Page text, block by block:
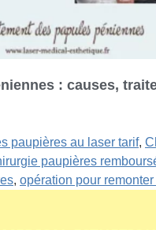
: causes,
paupières au laser tarif,
paupières
, opération pour